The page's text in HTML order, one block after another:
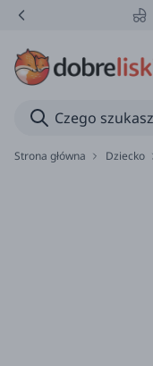
Strona główna Dziecko